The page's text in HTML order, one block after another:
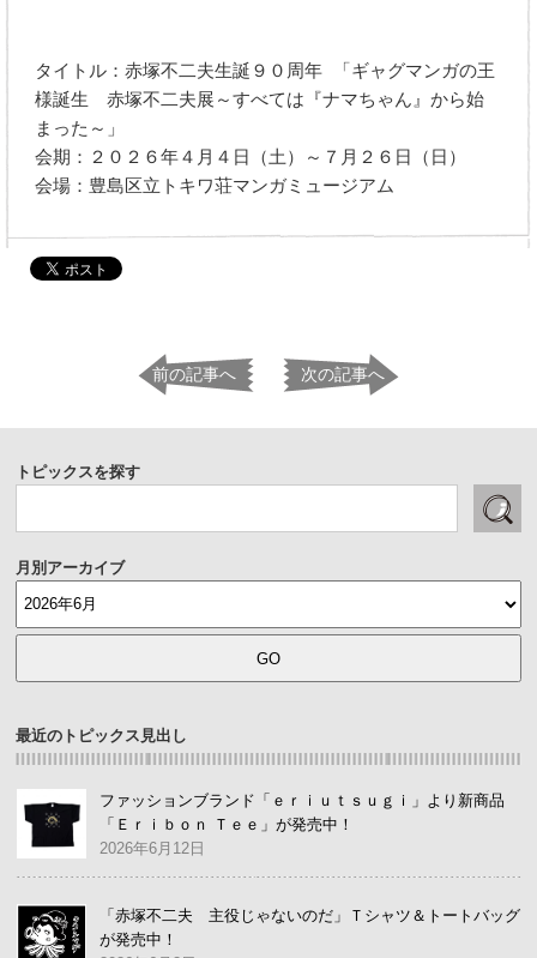
タイトル：赤塚不二夫生誕９０周年 「ギャグマンガの王
様誕生 赤塚不二夫展～すべては『ナマちゃん』から始
まった～」
会期：２０２６年４月４日（土）～７月２６日（日）
会場：豊島区立トキワ荘マンガミュージアム
前の記事へ 次の記事へ
トピックスを探す
月別アーカイブ
最近のトピックス見出し
ファッションブランド「ｅｒｉｕｔｓｕｇｉ」より新商品
「Ｅｒｉｂｏｎ Ｔｅｅ」が発売中！
2026年6月12日
「赤塚不二夫 主役じゃないのだ」Ｔシャツ＆トートバッグ
が発売中！